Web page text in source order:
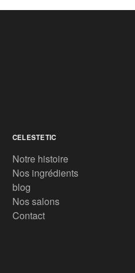
CELESTETIC
Notre histoire
Nos ingrédients
blog
Nos salons
Contact